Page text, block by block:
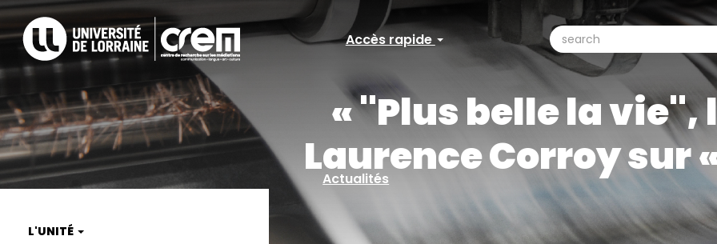
Aller
au
contenu
principal
Accès
rapide
Accès rapide
Search
search
« "Plus belle la vie",
Laurence Corroy sur
Actualités
L'UNITÉ